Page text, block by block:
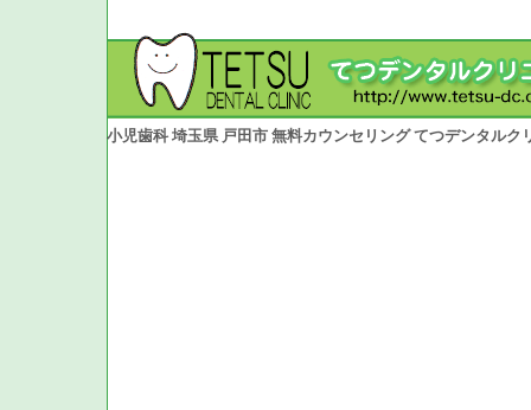
小児歯科 埼玉県 戸田市 無料カウンセリング てつデンタルク